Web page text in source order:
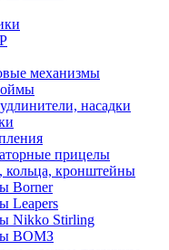
механизмы
насадки
прицелы
кольца, кронштейны
Borner
Leapers
Nikko Stirling
ВОМЗ